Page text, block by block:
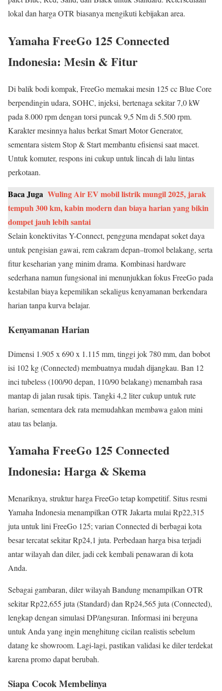
lokal dan harga OTR biasanya mengikuti kebijakan area.
Yamaha FreeGo 125 Connected
Indonesia: Mesin & Fitur
Di balik bodi kompak, FreeGo memakai mesin 125 cc Blue Core
berpendingin udara, SOHC, injeksi, bertenaga sekitar 7,0 kW
pada 8.000 rpm dengan torsi puncak 9,5 Nm di 5.500 rpm.
Karakter mesinnya halus berkat Smart Motor Generator,
sementara sistem Stop & Start membantu efisiensi saat macet.
Untuk komuter, respons ini cukup untuk lincah di lalu lintas
perkotaan.
Baca Juga Wuling Air EV mobil listrik mungil 2025, jarak
tempuh 300 km, kabin modern dan biaya harian yang bikin
dompet jauh lebih santai
Selain konektivitas Y-Connect, pengguna mendapat soket daya
untuk pengisian gawai, rem cakram depan–tromol belakang, serta
fitur keseharian yang minim drama. Kombinasi hardware
sederhana namun fungsional ini menunjukkan fokus FreeGo pada
kestabilan biaya kepemilikan sekaligus kenyamanan berkendara
harian tanpa kurva belajar.
Kenyamanan Harian
Dimensi 1.905 x 690 x 1.115 mm, tinggi jok 780 mm, dan bobot
isi 102 kg (Connected) membuatnya mudah dijangkau. Ban 12
inci tubeless (100/90 depan, 110/90 belakang) menambah rasa
mantap di jalan rusak tipis. Tangki 4,2 liter cukup untuk rute
harian, sementara dek rata memudahkan membawa galon mini
atau tas belanja.
Yamaha FreeGo 125 Connected
Indonesia: Harga & Skema
Menariknya, struktur harga FreeGo tetap kompetitif. Situs resmi
Yamaha Indonesia menampilkan OTR Jakarta mulai Rp22,315
juta untuk lini FreeGo 125; varian Connected di berbagai kota
besar tercatat sekitar Rp24,1 juta. Perbedaan harga bisa terjadi
antar wilayah dan diler, jadi cek kembali penawaran di kota
Anda.
Sebagai gambaran, diler wilayah Bandung menampilkan OTR
sekitar Rp22,655 juta (Standard) dan Rp24,565 juta (Connected),
lengkap dengan simulasi DP/angsuran. Informasi ini berguna
untuk Anda yang ingin menghitung cicilan realistis sebelum
datang ke showroom. Lagi-lagi, pastikan validasi ke diler terdekat
karena promo dapat berubah.
Siapa Cocok Membelinya